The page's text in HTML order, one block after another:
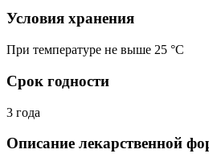
Условия хранения
При температуре не выше 25 °C
Срок годности
3 года
Описание лекарственной